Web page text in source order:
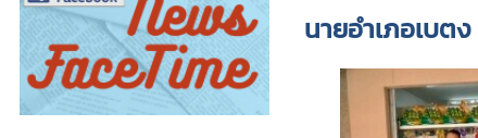
นายอำเภอเบตง